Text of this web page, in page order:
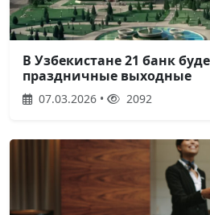
В Узбекистане 21 банк
праздничные выходные
07.03.2026 • 2092